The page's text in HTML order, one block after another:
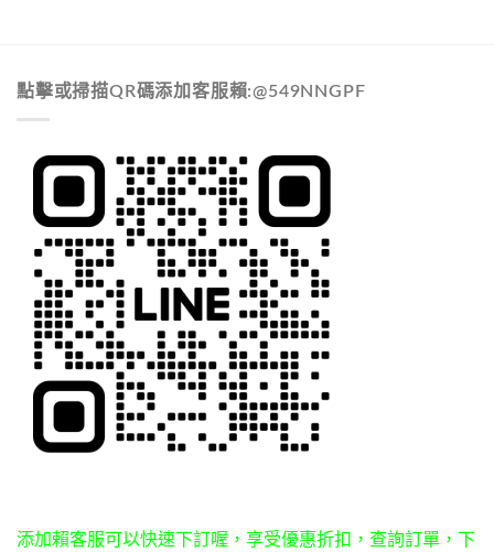
點擊或掃描QR碼添加客服賴:@549NNGPF
添加賴客服可以快速下訂喔，享受優惠折扣，查詢訂單，下